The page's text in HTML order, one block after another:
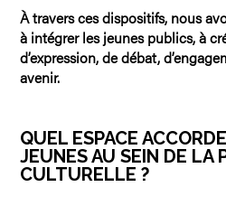
À travers ces dispositifs, nous
à intégrer les jeunes publics, à
d’expression, de débat,
avenir.
QUEL ESPACE
JEUNES AU SEIN DE LA
CULTURELLE ?